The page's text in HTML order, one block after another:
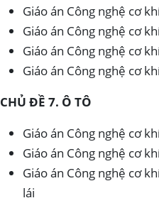
Giáo án Công nghệ cơ
Giáo án Công nghệ cơ
Giáo án Công nghệ cơ
Giáo án Công nghệ cơ
CHỦ ĐỀ 7. Ô TÔ
Giáo án Công nghệ cơ
Giáo án Công nghệ cơ
Giáo án Công nghệ cơ
lái